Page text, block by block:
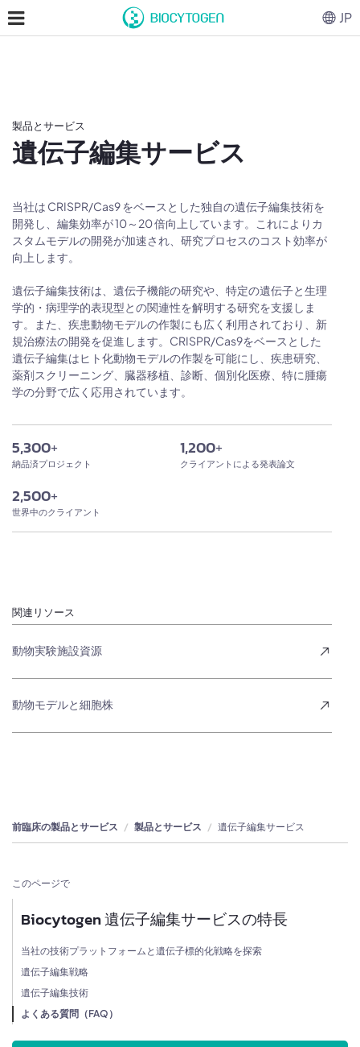
製品とサービス
遺伝子編集サービス
当社は CRISPR/Cas9 をベースとした独自の遺伝子編集技術を
開発し、編集効率が 10～20 倍向上しています。これによりカ
スタムモデルの開発が加速され、研究プロセスのコスト効率が
向上します。
遺伝子編集技術は、遺伝子機能の研究や、特定の遺伝子と生理
学的・病理学的表現型との関連性を解明する研究を支援しま
す。また、疾患動物モデルの作製にも広く利用されており、新
規治療法の開発を促進します。CRISPR/Cas9をベースとした
遺伝子編集はヒト化動物モデルの作製を可能にし、疾患研究、
薬剤スクリーニング、臓器移植、診断、個別化医療、特に腫瘍
学の分野で広く応用されています。
5,300+
納品済プロジェクト
1,200+
クライアントによる発表論文
2,500+
世界中のクライアント
関連リソース
動物実験施設資源
動物モデルと細胞株
前臨床の製品とサービス 製品とサービス 遺伝子編集サービス
このページで
Biocytogen 遺伝子編集サービスの特長
当社の技術プラットフォームと遺伝子標的化戦略を探索
遺伝子編集戦略
遺伝子編集技術
よくある質問（FAQ）
JP